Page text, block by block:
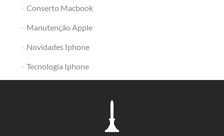
Conserto Macbook
Manutenção Apple
Novidades Iphone
Tecnologia Iphone